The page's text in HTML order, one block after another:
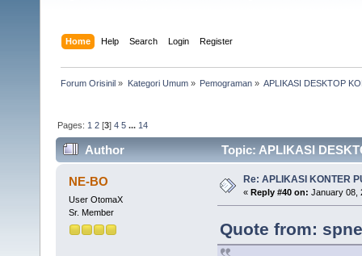
Home Help Search Login Register
Forum Orisinil » Kategori Umum» Pemograman» APLIKASI DESKTOP
Pages: 1 2 [3]4 5 ... 14
Author Topic: APLIKASI
NE-BO
User OtomaX
Sr. Member
Re: APLIKASI KONTER
« Reply #40 on: January 08,
Quote from: